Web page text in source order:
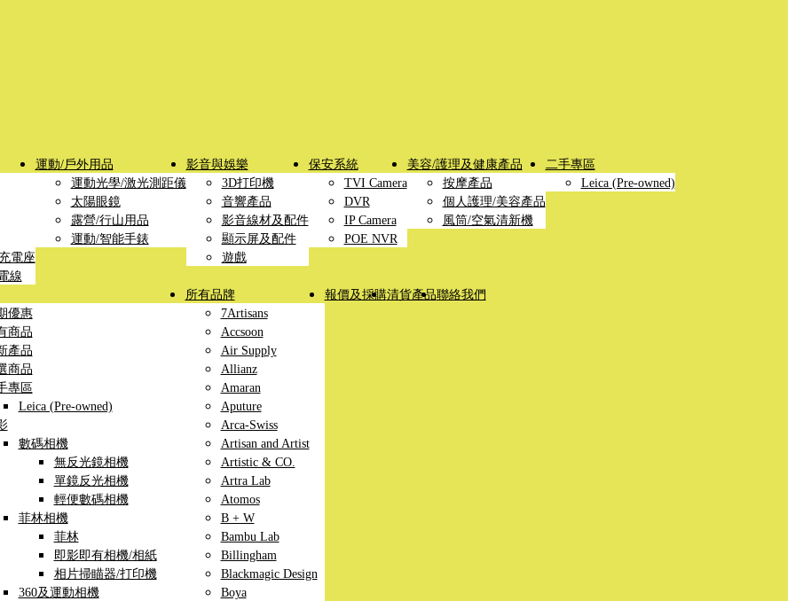
電座
線
運動/戶外用品
運動光學/激光測距儀
太陽眼鏡
露營/行山用品
運動/智能手錶
影音與娛樂
3D打印機
音響產品
影音線材及配件
顯示屏及配件
遊戲
保安系統
TVI Camera
DVR
IP Camera
POE NVR
美容/護理及健康產品
按摩產品
個人護理/美容產品
風筒/空氣清新機
二手專區
Leica (Pre-owned)
優惠
商品
產品
商品
專區
Leica (Pre-owned)
數碼相機
無反光鏡相機
單鏡反光相機
輕便數碼相機
菲林相機
菲林
即影即有相機/相紙
相片掃瞄器/打印機
360及運動相機
所有品牌
7Artisans
Accsoon
Air Supply
Allianz
Amaran
Aputure
Arca-Swiss
Artisan and Artist
Artistic & CO.
Artra Lab
Atomos
B + W
Bambu Lab
Billingham
Blackmagic Design
Boya
報價及採購清貨產品聯絡我們